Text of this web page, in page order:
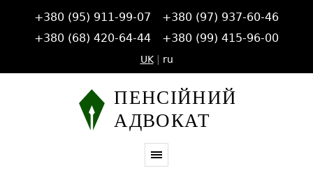
+380 (95) 911-99-07
+380 (97) 937-60-46
+380 (68) 420-64-44
+380 (99) 415-96-00
UK| ru